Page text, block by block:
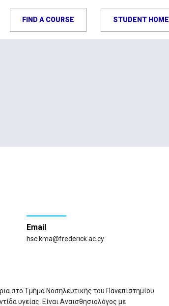
FIND A COURSE STUDENT HOME
Email
hsc.kma@frederick.ac.cy
στο Τμήμα Νοσηλευτικής του Πανεπιστημίου
υγείας. Είναι Αναισθησιολόγος με